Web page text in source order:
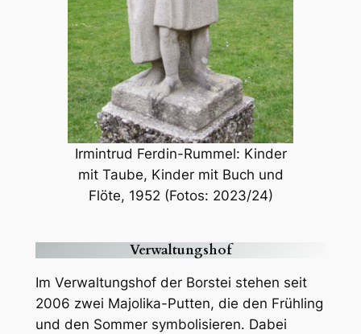
Irmintrud Ferdin-Rummel: Kinder
mit Taube, Kinder mit Buch und
Flöte, 1952 (Fotos: 2023/24)
Verwaltungshof
Im Verwaltungshof der Borstei stehen seit
2006 zwei Majolika-Putten, die den Frühling
und den Sommer symbolisieren. Dabei